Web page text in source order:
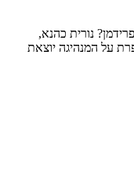
נורית כהנא,
על המנהיגה יוצאת